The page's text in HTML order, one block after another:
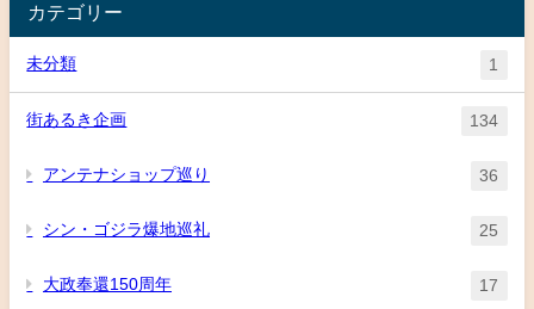
カテゴリー
未分類 1
街あるき企画 134
アンテナショップ巡り 36
シン・ゴジラ爆地巡礼 25
大政奉還150周年 17